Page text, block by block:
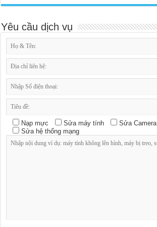
Yêu cầu dịch vụ
Nạp mực Sửa máy tính
Sửa Camera
Sửa hệ thống mạng